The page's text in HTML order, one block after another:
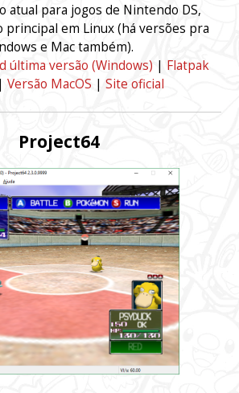
atual para jogos de Nintendo DS,
principal em Linux (há versões pra
e Mac também).
última versão (Windows) | Flatpak
| Versão MacOS | Site oficial
Project64